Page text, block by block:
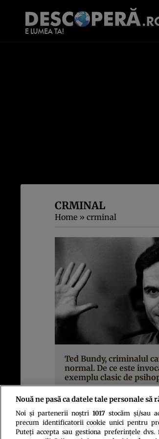
CRMINAL
Home » crminal
Ted Bundy, criminalul
normal. De ce este
exemplu clasic de
Nouă ne pasă ca datele tale personale
Noi și partenerii noștri 1017stocăm și/sau
precum identificatorii cookie unici pentru
Puteți accepta sau gestiona preferințele